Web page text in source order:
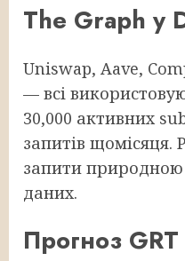
The Graph у
Uniswap, Aave,
— всі
30,000 активних
запитів
запити
даних.
Прогноз